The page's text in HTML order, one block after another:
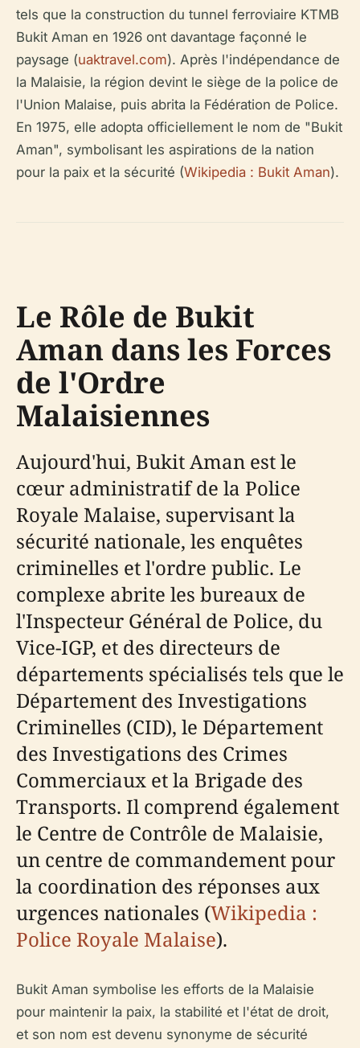
tels que la construction du tunnel ferroviaire KTMB
Bukit Aman en 1926 ont davantage façonné le
paysage (uaktravel.com). Après l'indépendance de
la Malaisie, la région devint le siège de la police de
l'Union Malaise, puis abrita la Fédération de Police.
En 1975, elle adopta officiellement le nom de "Bukit
Aman", symbolisant les aspirations de la nation
pour la paix et la sécurité (Wikipedia : Bukit Aman).
Le Rôle de Bukit
Aman dans les Forces
de l'Ordre
Malaisiennes
Aujourd'hui, Bukit Aman est le
cœur administratif de la Police
Royale Malaise, supervisant la
sécurité nationale, les enquêtes
criminelles et l'ordre public. Le
complexe abrite les bureaux de
l'Inspecteur Général de Police, du
Vice-IGP, et des directeurs de
départements spécialisés tels que le
Département des Investigations
Criminelles (CID), le Département
des Investigations des Crimes
Commerciaux et la Brigade des
Transports. Il comprend également
le Centre de Contrôle de Malaisie,
un centre de commandement pour
la coordination des réponses aux
urgences nationales (Wikipedia :
Police Royale Malaise).
Bukit Aman symbolise les efforts de la Malaisie
pour maintenir la paix, la stabilité et l'état de droit,
et son nom est devenu synonyme de sécurité